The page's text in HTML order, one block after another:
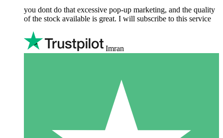
you dont do that excessive pop-up marketing, and the quality
of the stock available is great. I will subscribe to this service
Imran